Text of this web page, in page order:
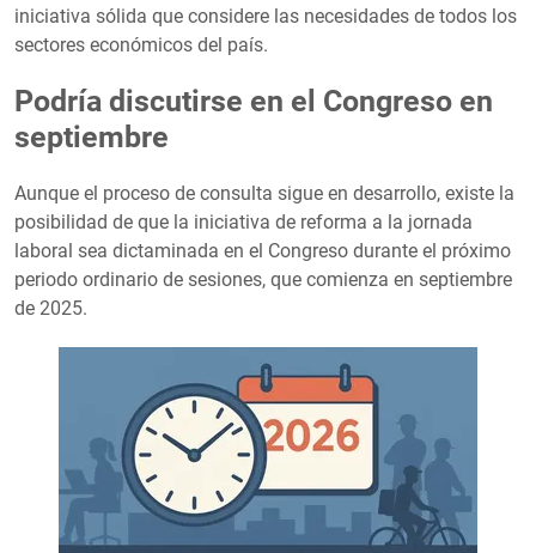
iniciativa sólida que considere las necesidades de todos los
sectores económicos del país.
Podría discutirse en el Congreso en
septiembre
Aunque el proceso de consulta sigue en desarrollo, existe la
posibilidad de que la iniciativa de reforma a la jornada
laboral sea dictaminada en el Congreso durante el próximo
periodo ordinario de sesiones, que comienza en septiembre
de 2025.